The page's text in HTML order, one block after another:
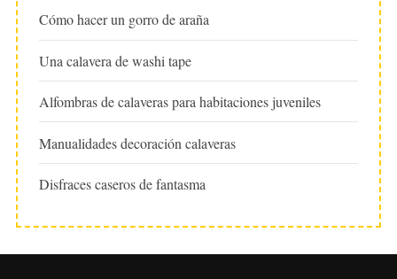
Cómo hacer un gorro de araña
Una calavera de washi tape
Alfombras de calaveras para habitaciones juveniles
Manualidades decoración calaveras
Disfraces caseros de fantasma